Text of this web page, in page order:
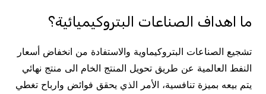
ما اهداف الصناعات البتروكيميائية؟
تشجيع الصناعات البتروكيماوية والاستفادة من انخفاض أسعار
النفط العالمية عن طريق تحويل المنتج الخام الى منتج نهائي
يتم بيعه بميزة تنافسية، الأمر الذي يحقق فوائض وارباح تغطي